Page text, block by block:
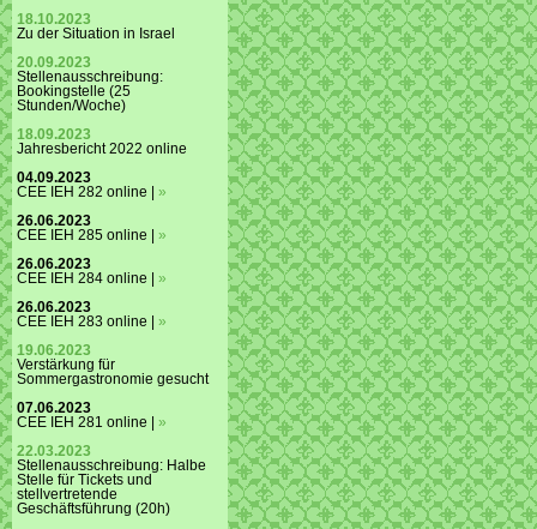
18.10.2023
Zu der Situation in Israel
20.09.2023
Stellenausschreibung:
Bookingstelle (25
Stunden/Woche)
18.09.2023
Jahresbericht 2022 online
04.09.2023
CEE IEH 282 online | »
26.06.2023
CEE IEH 285 online | »
26.06.2023
CEE IEH 284 online | »
26.06.2023
CEE IEH 283 online | »
19.06.2023
Verstärkung für
Sommergastronomie gesucht
07.06.2023
CEE IEH 281 online | »
22.03.2023
Stellenausschreibung: Halbe
Stelle für Tickets und
stellvertretende
Geschäftsführung (20h)